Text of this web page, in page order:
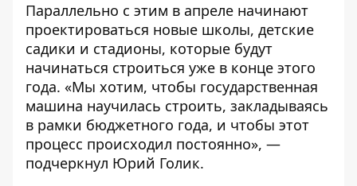
Параллельно с этим в апреле начинают
проектироваться новые школы, детские
садики и стадионы, которые будут
начинаться строиться уже в конце этого
года. «Мы хотим, чтобы государственная
машина научилась строить, закладываясь
в рамки бюджетного года, и чтобы этот
процесс происходил постоянно», —
подчеркнул Юрий Голик.